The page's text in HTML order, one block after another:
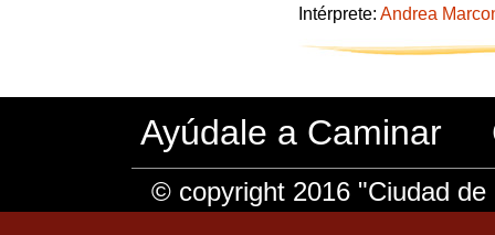
Intérprete: Andrea
Ayúdale a Caminar
© copyright 2016 "Ciudad